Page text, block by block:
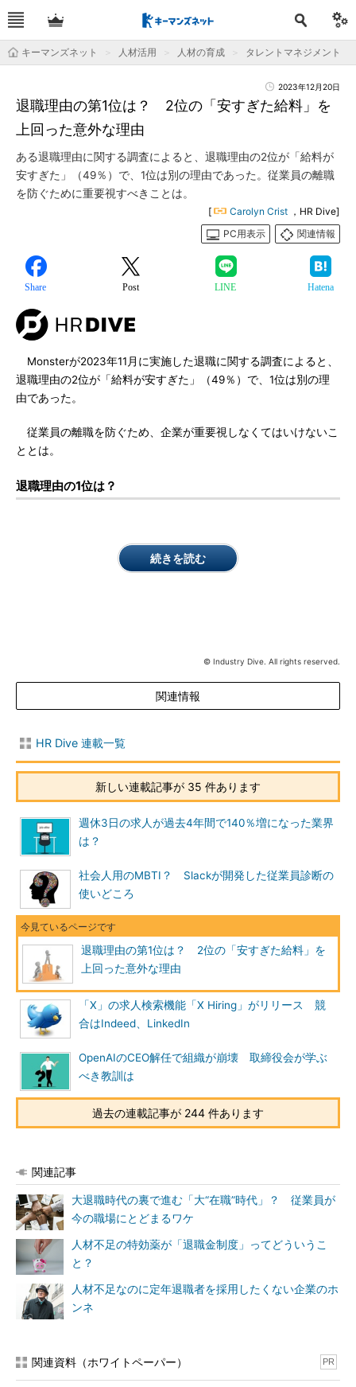
キーマンズネット 人材活用 人材の育成 タレントマネジメント
2023年12月20日
退職理由の第1位は？ 2位の「安すぎた給料」を
上回った意外な理由
ある退職理由に関する調査によると、退職理由の2位が「給料が
安すぎた」（49％）で、1位は別の理由であった。従業員の離職
を防ぐために重要視すべきことは。
[ Carolyn Crist ，HR Dive]
PC用表示
関連情報
Share Post LINE Hatena
Monsterが2023年11月に実施した退職に関する調査によると、
退職理由の2位が「給料が安すぎた」（49％）で、1位は別の理
由であった。
従業員の離職を防ぐため、企業が重要視しなくてはいけないこ
ととは。
退職理由の1位は？
続きを読む
© Industry Dive. All rights reserved.
関連情報
HR Dive 連載一覧
新しい連載記事が 35 件あります
週休3日の求人が過去4年間で140％増になった業界
は？
社会人用のMBTI？ Slackが開発した従業員診断の
使いどころ
退職理由の第1位は？ 2位の「安すぎた給料」を
上回った意外な理由
「X」の求人検索機能「X Hiring」がリリース 競
合はIndeed、LinkedIn
OpenAIのCEO解任で組織が崩壊 取締役会が学ぶ
べき教訓は
過去の連載記事が 244 件あります
関連記事
大退職時代の裏で進む「大“在職”時代」？ 従業員が
今の職場にとどまるワケ
人材不足の特効薬が「退職金制度」ってどういうこ
と？
人材不足なのに定年退職者を採用したくない企業のホ
ンネ
関連資料（ホワイトペーパー） PR